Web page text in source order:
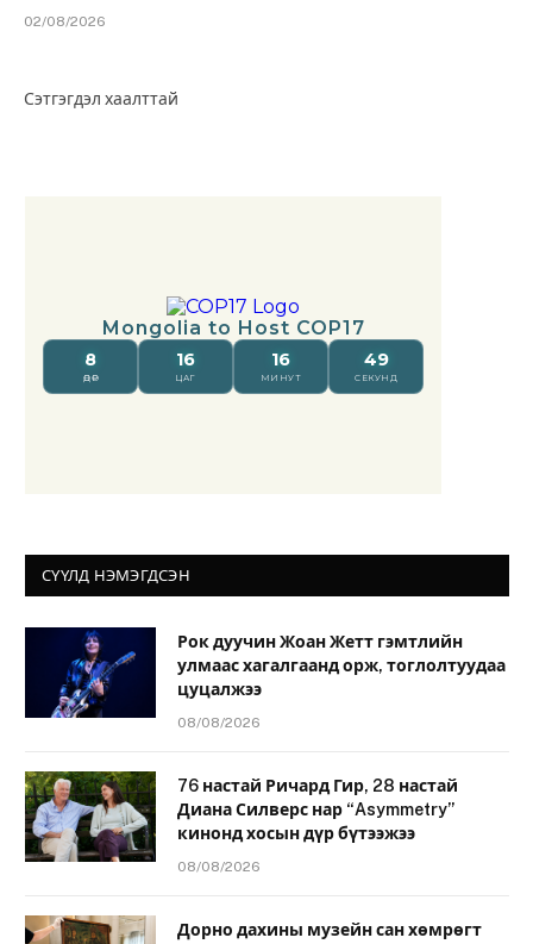
02/08/2026
Сэтгэгдэл хаалттай
СҮҮЛД НЭМЭГДСЭН
Рок дуучин Жоан Жетт гэмтлийн
улмаас хагалгаанд орж, тоглолтуудаа
цуцалжээ
08/08/2026
76 настай Ричард Гир, 28 настай
Диана Силверс нар “Asymmetry”
кинонд хосын дүр бүтээжээ
08/08/2026
Дорно дахины музейн сан хөмрөгт